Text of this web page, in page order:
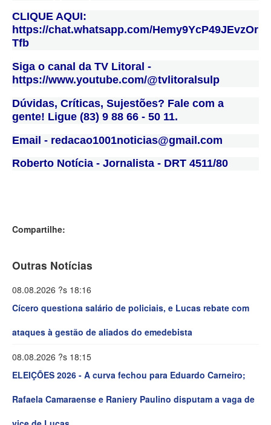
CLIQUE AQUI:
https://chat.whatsapp.com/Hemy9YcP49JEvzOr
Tfb
Siga o canal da TV Litoral -
https://www.youtube.com/@tvlitoralsulp
Dúvidas, Críticas, Sujestões? Fale com a
gente! Ligue (83) 9 88 66 - 50 11.
Email - redacao1001noticias@gmail.com
Roberto Notícia - Jornalista - DRT 4511/80
Compartilhe:
Outras Notícias
08.08.2026 ?s 18:16
Cícero questiona salário de policiais, e Lucas rebate com
ataques à gestão de aliados do emedebista
08.08.2026 ?s 18:15
ELEIÇÕES 2026 - A curva fechou para Eduardo Carneiro;
Rafaela Camaraense e Raniery Paulino disputam a vaga de